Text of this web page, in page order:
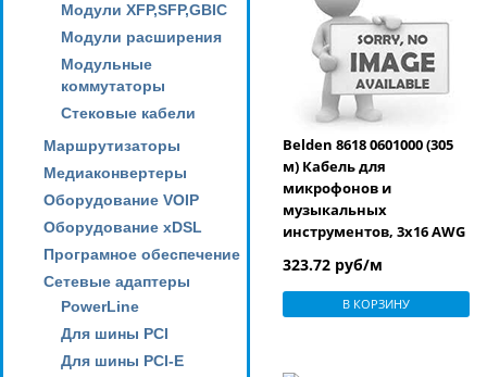
Модули XFP,SFP,GBIC
Модули расширения
Модульные
коммутаторы
Стековые кабели
Маршрутизаторы
Медиаконвертеры
Оборудование VOIP
Оборудование xDSL
Програмное обеспечение
Сетевые адаптеры
PowerLine
Для шины PCI
Для шины PCI-E
Belden 8618 0601000 (305
м) Кабель для
микрофонов и
музыкальных
инструментов, 3х16 AWG
экран Beldfoil® (100%),
-20°C - +80°C, PVC, цвет
хром (цена за 1 м)
323.72 руб/м
В КОРЗИНУ